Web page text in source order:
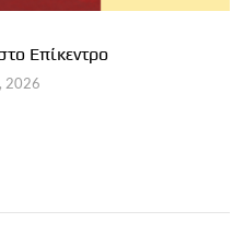
Επίκεντρο
2026